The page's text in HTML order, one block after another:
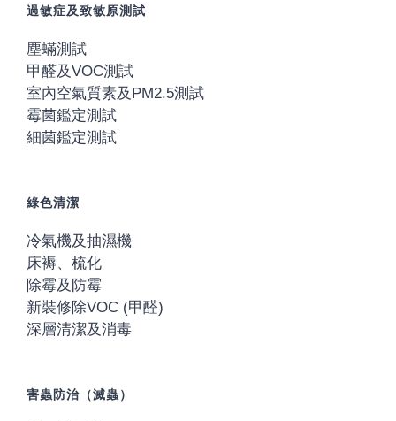
過敏症及致敏原測試
塵蟎測試
甲醛及VOC測試
室內空氣質素及PM2.5測試
霉菌鑑定測試
細菌鑑定測試
綠色清潔
冷氣機及抽濕機
床褥、梳化
除霉及防霉
新裝修除VOC (甲醛)
深層清潔及消毒
害蟲防治（滅蟲）